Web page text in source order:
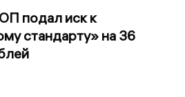
подал иск к
стандарту» на 36